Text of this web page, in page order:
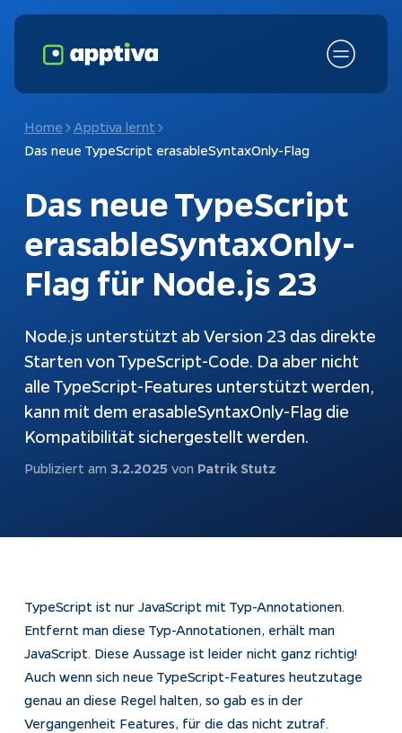
Home
Apptiva lernt
Das neue TypeScript erasableSyntaxOnly-Flag
Das neue TypeScript
erasableSyntaxOnly-
Flag für Node.js 23
Node.js unterstützt ab Version 23 das direkte
Starten von TypeScript-Code. Da aber nicht
alle TypeScript-Features unterstützt werden,
kann mit dem erasableSyntaxOnly-Flag die
Kompatibilität sichergestellt werden.
Publiziert am 3.2.2025 von Patrik Stutz
TypeScript ist nur JavaScript mit Typ-Annotationen.
Entfernt man diese Typ-Annotationen, erhält man
JavaScript. Diese Aussage ist leider nicht ganz richtig!
Auch wenn sich neue TypeScript-Features heutzutage
genau an diese Regel halten, so gab es in der
Vergangenheit Features, für die das nicht zutraf.
Fokusthemen
Schnittstellen
Konfiguratoren
Webshops
Weiterentwicklung
KI-Chatbot
Chatbots
Kundenanfragen
automatisch
beantworten
Dokumentation
Prozesse
automatisieren
KI-Agenten
KI-Integration
Webentwicklung
Projekte
Kontakt